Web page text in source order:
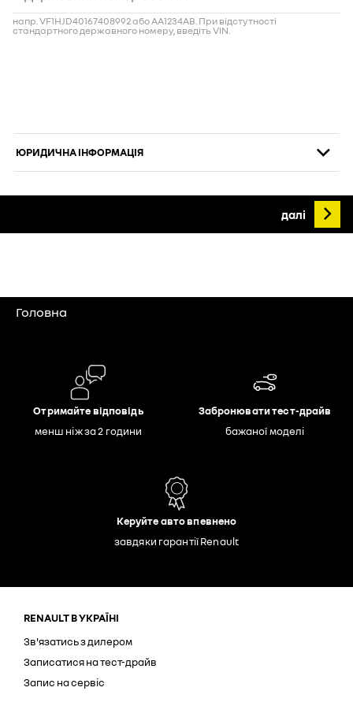
Головна
Отримайте відповідь
менш ніж за 2 години
Забронювати тест-драйв
бажаної моделі
Керуйте авто впевнено
завдяки гарантії Renault
RENAULT В УКРАЇНІ
Зв'язатись з дилером
Записатися на тест-драйв
Запис на сервіс